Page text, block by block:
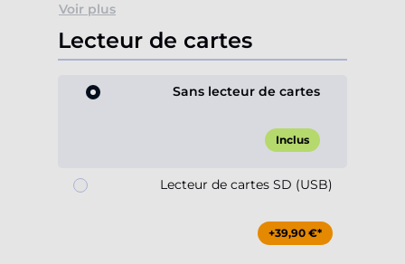
Voir plus
Lecteur de cartes
Sans lecteur de cartes
Inclus
Lecteur de cartes SD (USB)
+39,90 €*